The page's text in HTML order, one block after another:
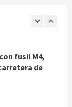
fusil M4,
de